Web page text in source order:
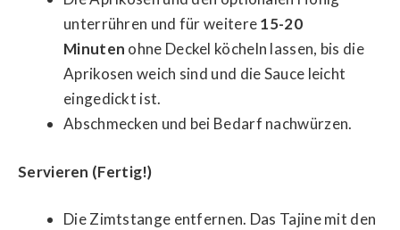
unterrühren und für weitere15-20
Minuten ohne Deckel köcheln lassen, bis die
Aprikosen weich sind und die Sauce leicht
eingedickt ist.
Abschmecken und bei Bedarf nachwürzen.
Servieren (Fertig!)
Die Zimtstange entfernen. Das Tajine mit den